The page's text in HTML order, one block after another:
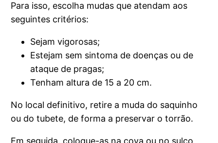
Para isso, escolha mudas que atendam aos
seguintes critérios:
Sejam vigorosas;
Estejam sem sintoma de doenças ou de
ataque de pragas;
Tenham altura de 15 a 20 cm.
No local definitivo, retire a muda do saquinho
ou do tubete, de forma a preservar o torrão.
Em seguida, coloque-as na cova ou no sulco